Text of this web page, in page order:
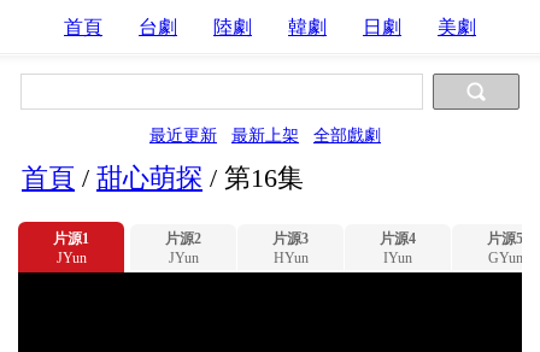
首頁 台劇 陸劇 韓劇 日劇 美劇
最近更新 最新上架 全部戲劇
首頁 / 甜心萌探 / 第16集
片源1
JYun
片源2
JYun
片源3
HYun
片源4
IYun
片源5
GYun